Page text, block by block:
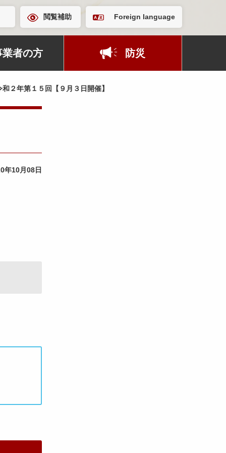
閲覧補助 Foreign language
業者の方 防災
２年第１５回【９月３日開催】
年10月08日